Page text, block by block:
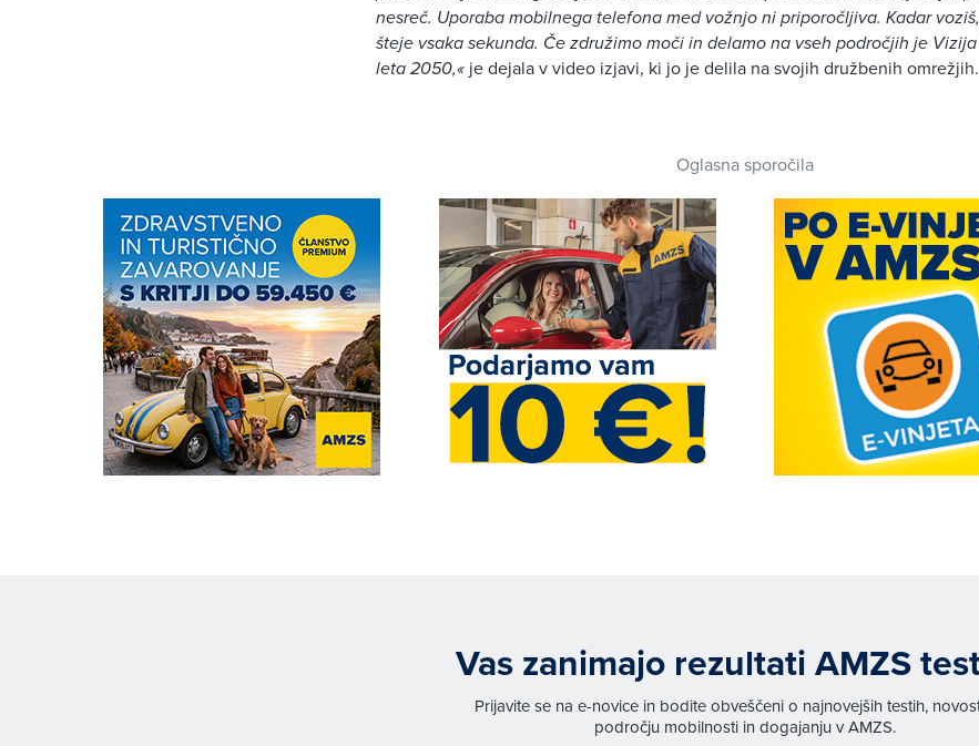
nesreč. Uporaba mobilnega telefona med vožnjo ni priporočljiva. Kadar
šteje vsaka sekunda. Če združimo moči in delamo na vseh področjih je
leta 2050,«je dejala v video izjavi, ki jo je delila na svojih družbenih omrežjih.
Oglasna sporočila
Vas zanimajo rezultati AMZS
Prijavite se na e-novice in bodite obveščeni o najnovejših testih,
področju mobilnosti in dogajanju v AMZS.